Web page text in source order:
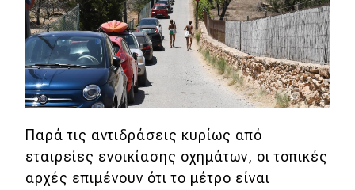
MOTO
Μεταχειρισμένο
Οδηγός αγοράς
Συμβουλές
Παρά τις αντιδράσεις κυρίως από
εταιρείες ενοικίασης οχημάτων, οι τοπικές
αρχές επιμένουν ότι το μέτρο είναι